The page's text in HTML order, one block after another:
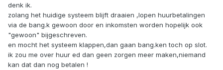
denk ik.
zolang het huidige systeem blijft draaien ,lopen huurbetalingen
via de bang.k gewoon door en inkomsten worden hopelijk ook
"gewoon" bijgeschreven.
en mocht het systeem klappen,dan gaan bang.ken toch op slot.
ik zou me over huur ed dan geen zorgen meer maken,niemand
kan dat dan nog betalen !